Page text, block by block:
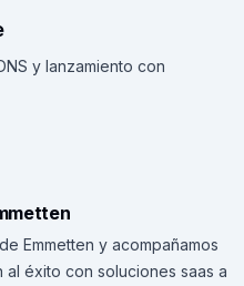
y lanzamiento con
Emmetten y acompañamos
al éxito con soluciones saas a